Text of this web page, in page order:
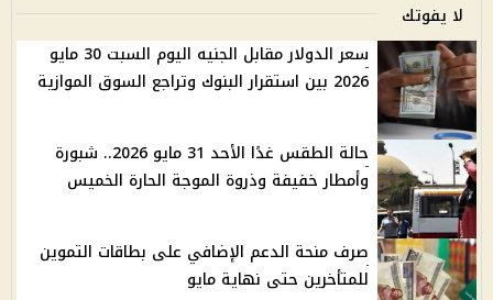
لا يفوتك
سعر الدولار مقابل الجنيه اليوم السبت 30 مايو
2026 بين استقرار البنوك وتراجع السوق الموازية
حالة الطقس غدًا الأحد 31 مايو 2026.. شبورة
وأمطار خفيفة وذروة الموجة الحارة الخميس
صرف منحة الدعم الإضافي على بطاقات التموين
للمتأخرين حتى نهاية مايو